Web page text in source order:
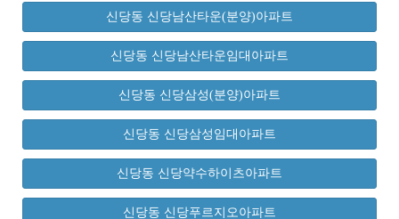
신당동 신당남산타운(분양)아파트
신당동 신당남산타운임대아파트
신당동 신당삼성(분양)아파트
신당동 신당삼성임대아파트
신당동 신당약수하이츠아파트
신당동 신당푸르지오아파트